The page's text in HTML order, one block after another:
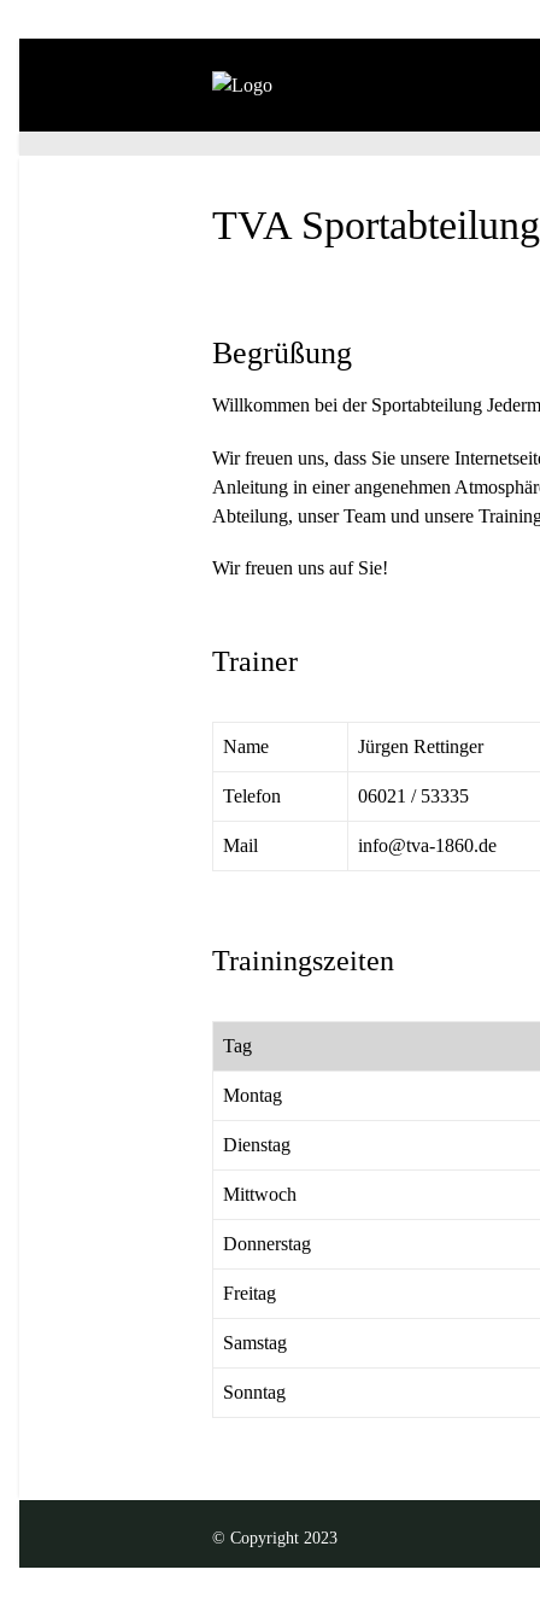
TVA
Begrüßung
Willkommen bei der Sportabteilung
Wir freuen uns, dass Sie unsere
Anleitung in einer angenehmen
Abteilung, unser Team und unsere
Wir freuen uns auf Sie!
Trainer
Name Jürgen Rettinger
Telefon 06021 / 53335
Mail info@tva-1860.de
Trainingszeiten
Tag
Montag
Dienstag
Mittwoch
Donnerstag
Freitag
Samstag
Sonntag
© Copyright 2023